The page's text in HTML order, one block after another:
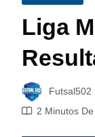
Liga
Futsal502
2 Minutos